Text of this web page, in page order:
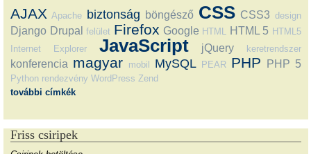
AJAX Apache biztonság böngésző CSS CSS3 design
Django Drupal felület Firefox Google HTML HTML 5 HTML5
Internet Explorer
JavaScript jQuery keretrendszer
konferencia magyar mobil MySQL PEAR PHP PHP 5
Python rendezvény WordPress Zend
további címkék
Friss csiripek